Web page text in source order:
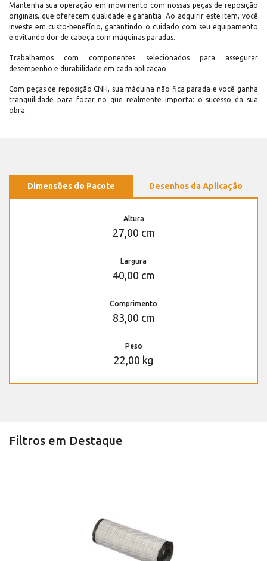
Mantenha sua operação em movimento com nossas peças de reposição
originais, que oferecem qualidade e garantia. Ao adquirir este item, você
investe em custo-benefício, garantindo o cuidado com seu equipamento
e evitando dor de cabeça com máquinas paradas.
Trabalhamos com componentes selecionados para assegurar
desempenho e durabilidade em cada aplicação.
Com peças de reposição CNH, sua máquina não fica parada e você ganha
tranquilidade para focar no que realmente importa: o sucesso da sua
obra.
Dimensões do Pacote Desenhos da Aplicação
Altura
27,00 cm
Largura
40,00 cm
Comprimento
83,00 cm
Peso
22,00 kg
Filtros em Destaque